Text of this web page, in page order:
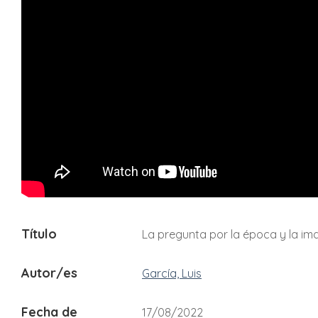
Título La pregunta por la época y la
Autor/es García, Luis
Fecha de
17/08/2022